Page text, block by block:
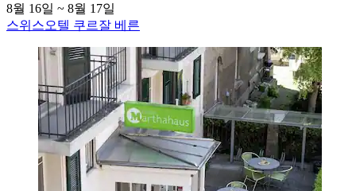
8월 16일 ~ 8월 17일
스위스오텔 쿠르잘 베른